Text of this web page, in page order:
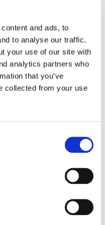
and ads, to
to analyse our traffic.
your use of our site with
analytics partners who
that you’ve
collected from your use